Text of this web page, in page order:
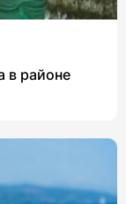
в районе